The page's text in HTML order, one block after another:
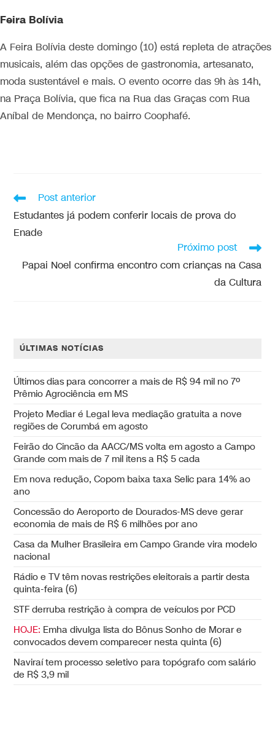
Feira Bolívia
A Feira Bolívia deste domingo (10) está repleta de atrações
musicais, além das opções de gastronomia, artesanato,
moda sustentável e mais. O evento ocorre das 9h às 14h,
na Praça Bolívia, que fica na Rua das Graças com Rua
Aníbal de Mendonça, no bairro Coophafé.
Post anterior
Estudantes já podem conferir locais de prova do
Enade
Próximo post
Papai Noel confirma encontro com crianças na Casa
da Cultura
ÚLTIMAS NOTÍCIAS
Últimos dias para concorrer a mais de R$ 94 mil no 7º
Prêmio Agrociência em MS
Projeto Mediar é Legal leva mediação gratuita a nove
regiões de Corumbá em agosto
Feirão do Cincão da AACC/MS volta em agosto a Campo
Grande com mais de 7 mil itens a R$ 5 cada
Em nova redução, Copom baixa taxa Selic para 14% ao
ano
Concessão do Aeroporto de Dourados-MS deve gerar
economia de mais de R$ 6 milhões por ano
Casa da Mulher Brasileira em Campo Grande vira modelo
nacional
Rádio e TV têm novas restrições eleitorais a partir desta
quinta-feira (6)
STF derruba restrição à compra de veículos por PCD
HOJE: Emha divulga lista do Bônus Sonho de Morar e
convocados devem comparecer nesta quinta (6)
Naviraí tem processo seletivo para topógrafo com salário
de R$ 3,9 mil